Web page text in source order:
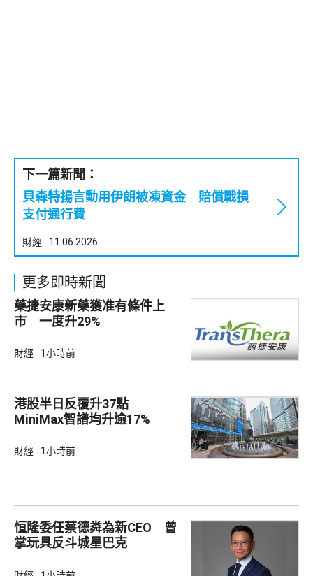
下一篇新聞：
貝森特揚言動用伊朗被凍資金 賠償戰損
支付通行費
財經 11.06.2026
更多即時新聞
藥捷安康新藥獲准有條件上
市 一度升29%
財經 1小時前
港股半日反覆升37點
MiniMax智譜均升逾17%
財經 1小時前
恒隆委任蔡德粦為新CEO 曾
掌玩具反斗城星巴克